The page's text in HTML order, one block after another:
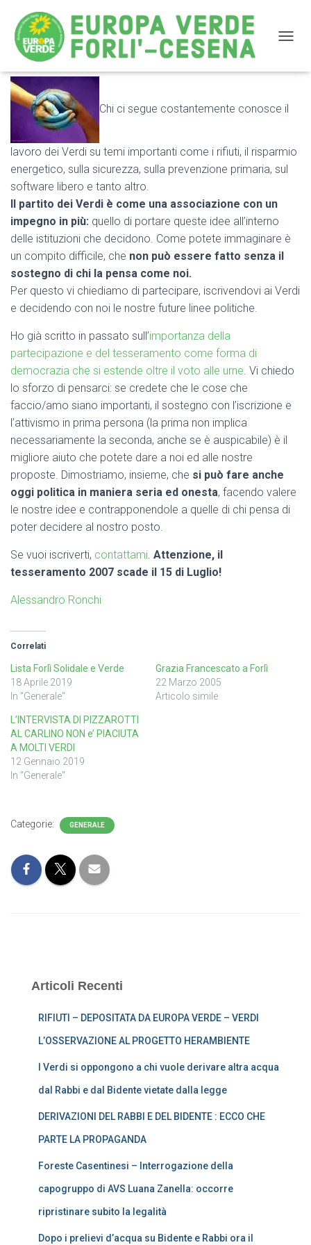
Sostieni le nostre idee – Iscriviti ai Verdi
Chi ci segue costantemente conosce il
lavoro dei Verdi su temi importanti come i rifiuti, il risparmio
energetico, sulla sicurezza, sulla prevenzione primaria, sul
software libero e tanto altro.
Il partito dei Verdi è come una associazione con un
impegno in più: quello di portare queste idee all’interno
delle istituzioni che decidono. Come potete immaginare è
un compito difficile, che non può essere fatto senza il
sostegno di chi la pensa come noi.
Per questo vi chiediamo di partecipare, iscrivendovi ai Verdi
e decidendo con noi le nostre future linee politiche.
Ho già scritto in passato sull’importanza della
partecipazione e del tesseramento come forma di
democrazia che si estende oltre il voto alle urne. Vi chiedo
lo sforzo di pensarci: se credete che le cose che
faccio/amo siano importanti, il sostegno con l’iscrizione e
l’attivismo in prima persona (la prima non implica
necessariamente la seconda, anche se è auspicabile) è il
migliore aiuto che potete dare a noi ed alle nostre
proposte. Dimostriamo, insieme, che si può fare anche
oggi politica in maniera seria ed onesta, facendo valere
le nostre idee e contrapponendole a quelle di chi pensa di
poter decidere al nostro posto.
Se vuoi iscriverti, contattami. Attenzione, il
tesseramento 2007 scade il 15 di Luglio!
Alessandro Ronchi
Correlati
Lista Forlì Solidale e Verde
18 Aprile 2019
In "Generale"
Grazia Francescato a Forlì
22 Marzo 2005
Articolo simile
L’INTERVISTA DI PIZZAROTTI
AL CARLINO NON e’ PIACIUTA
A MOLTI VERDI
12 Gennaio 2019
In "Generale"
Categorie: GENERALE
Articoli Recenti
RIFIUTI – DEPOSITATA DA EUROPA VERDE – VERDI
L’OSSERVAZIONE AL PROGETTO HERAMBIENTE
I Verdi si oppongono a chi vuole derivare altra acqua
dal Rabbi e dal Bidente vietate dalla legge
DERIVAZIONI DEL RABBI E DEL BIDENTE : ECCO CHE
PARTE LA PROPAGANDA
Foreste Casentinesi – Interrogazione della
capogruppo di AVS Luana Zanella: occorre
ripristinare subito la legalità
Dopo i prelievi d’acqua su Bidente e Rabbi ora il